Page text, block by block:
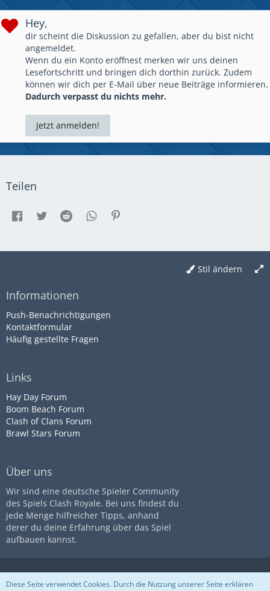
Hey,
dir scheint die Diskussion zu gefallen, aber du bist nicht
angemeldet.
Wenn du ein Konto eröffnest merken wir uns deinen
Lesefortschritt und bringen dich dorthin zurück. Zudem
können wir dich per E-Mail über neue Beiträge informieren.
Dadurch verpasst du nichts mehr.
Jetzt anmelden!
Teilen
Stil ändern
Informationen
Push-Benachrichtigungen
Kontaktformular
Häufig gestellte Fragen
Links
Hay Day Forum
Boom Beach Forum
Clash of Clans Forum
Brawl Stars Forum
Über uns
Wir sind eine deutsche Spieler Community
des Spiels Clash Royale. Bei uns findest du
jede Menge hilfreicher Tipps, anhand
derer du deine Erfahrung über das Spiel
aufbauen kannst.
Diese Seite ist nicht mit dem
UnternehmenSupercellassoziiert
Impressum
Datenschutz
Nutzungsbestimmungen
Diese Seite verwendet Cookies. Durch die Nutzung unserer Seite erklären